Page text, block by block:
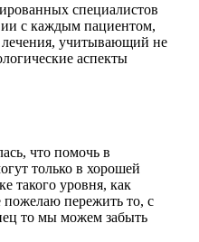
специалистов
с каждым пациентом,
лечения, учитывающий не
аспекты
что помочь в
только в хорошей
такого уровня, как
пережить то, с
то мы можем забыть